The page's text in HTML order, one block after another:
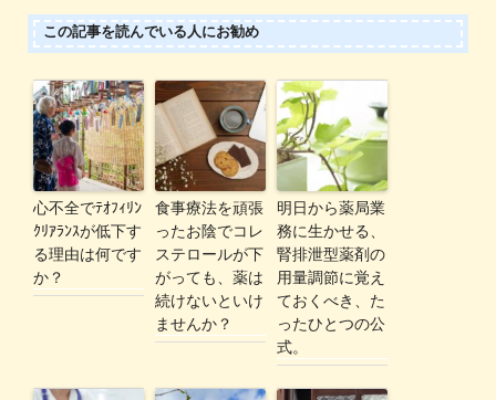
この記事を読んでいる人にお勧め
心不全でﾃｵﾌｨﾘﾝ
ｸﾘｱﾗﾝｽが低下す
る理由は何です
か？
食事療法を頑張
ったお陰でコレ
ステロールが下
がっても、薬は
続けないといけ
ませんか？
明日から薬局業
務に生かせる、
腎排泄型薬剤の
用量調節に覚え
ておくべき、た
ったひとつの公
式。